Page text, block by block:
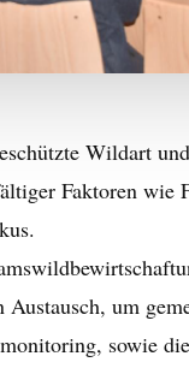
Wildart
Faktoren
um
sowie